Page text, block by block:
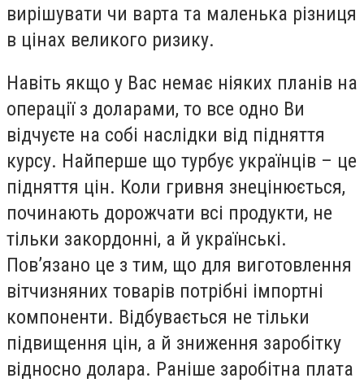
вирішувати чи варта та маленька різниця
в цінах великого ризику.
Навіть якщо у Вас немає ніяких планів на
операції з доларами, то все одно Ви
відчуєте на собі наслідки від підняття
курсу. Найперше що турбує українців – це
підняття цін. Коли гривня знецінюється,
починають дорожчати всі продукти, не
тільки закордонні, а й українські.
Пов’язано це з тим, що для виготовлення
вітчизняних товарів потрібні імпортні
компоненти. Відбувається не тільки
підвищення цін, а й зниження заробітку
відносно долара. Раніше заробітна плата